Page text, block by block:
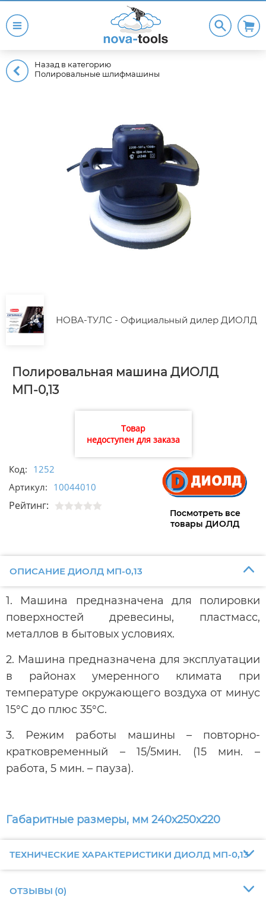
Назад в категорию
Полировальные шлифмашины
НОВА-ТУЛС - Официальный дилер ДИОЛД
Полировальная машина ДИОЛД
МП-0,13
Товар
недоступен для заказа
Код: 1252
Артикул: 10044010
Рейтинг:
Посмотреть все
товары ДИОЛД
ОПИСАНИЕ ДИОЛД МП-0,13
1. Машина предназначена для полировки
поверхностей древесины, пластмасс,
металлов в бытовых условиях.
2. Машина предназначена для эксплуатации
в районах умеренного климата при
температуре окружающего воздуха от минус
15°С до плюс 35°С.
3. Режим работы машины – повторно-
кратковременный – 15/5мин. (15 мин. –
работа, 5 мин. – пауза).
Габаритные размеры, мм 240х250х220
ТЕХНИЧЕСКИЕ ХАРАКТЕРИСТИКИ ДИОЛД МП-0,13
ОТЗЫВЫ (0)